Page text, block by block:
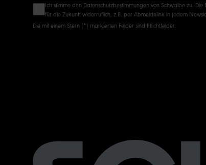
Ich stimme den Datenschutzbestimmungen von Schwalbe zu.
für die Zukunft widerruflich, z.B. per Abmeldelink in jedem
Die mit einem Stern (*) markierten Felder sind Pflichtfelder.